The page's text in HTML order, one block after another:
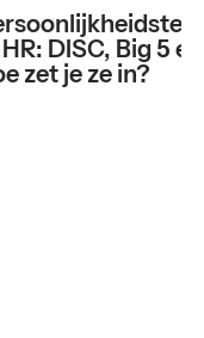
DISC, Big 5 en
zet je ze in?